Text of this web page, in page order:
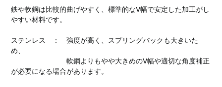
鉄や軟鋼は比較的曲げやすく、標準的なV幅で安定した加工がし
やすい材料です。
ステンレス　：　強度が高く、スプリングバックも大きいた
め、
軟鋼よりもやや大きめのV幅や適切な角度補正
が必要になる場合があります。